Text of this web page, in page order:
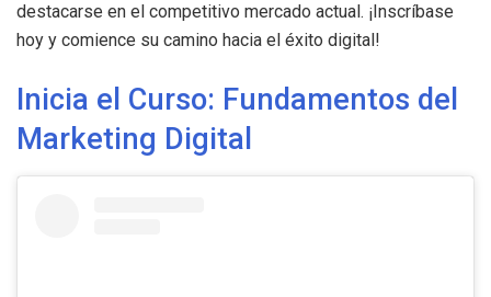
destacarse en el competitivo mercado actual. ¡Inscríbase
hoy y comience su camino hacia el éxito digital!
Inicia el Curso: Fundamentos del
Marketing Digital